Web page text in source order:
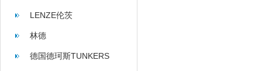
LENZE伦茨
林德
德国德珂斯TUNKERS